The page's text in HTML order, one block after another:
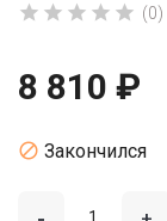
     (0)
8 810 ₽
 Закончился